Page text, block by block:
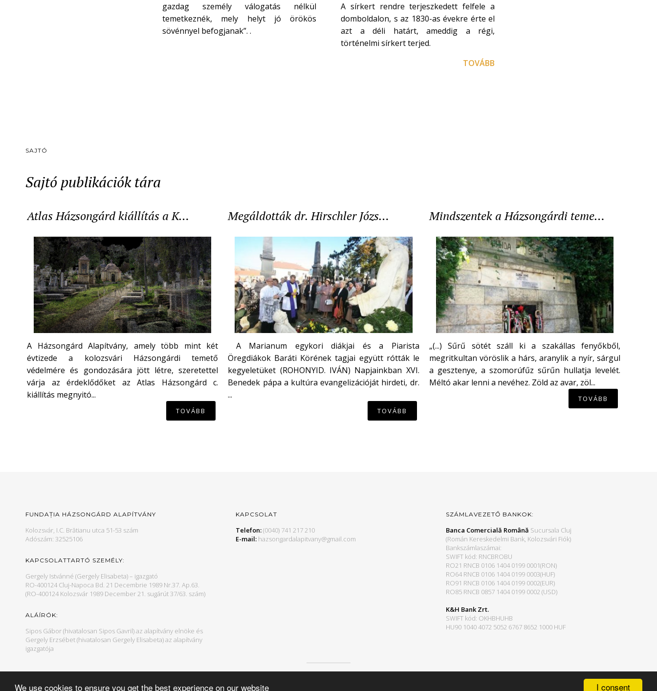
I consent
We use cookies to ensure you get the best experience on our website
gazdag személy válogatás nélkül
temetkeznék, mely helyt jó örökös
sövénnyel befogjanak”. .
A sírkert rendre terjeszkedett felfele a
domboldalon, s az 1830-as évekre érte el
azt a déli határt, ameddig a régi,
történelmi sírkert terjed.
TOVÁBB
SAJTÓ
Sajtó publikációk tára
Atlas Házsongárd kiállítás a K…
A Házsongárd Alapítvány, amely több mint két
évtizede a kolozsvári Házsongárdi temető
védelmére és gondozására jött létre, szeretettel
várja az érdeklődőket az Atlas Házsongárd c.
kiállítás megnyitó...
TOVÁBB
Megáldották dr. Hirschler Józs…
A Marianum egykori diákjai és a Piarista
Öregdiákok Baráti Körének tagjai együtt rótták le
kegyeletüket (ROHONYID. IVÁN) Napjainkban XVI.
Benedek pápa a kultúra evangelizációját hirdeti, dr.
...
TOVÁBB
Mindszentek a Házsongárdi teme…
„(...) Sűrű sötét száll ki a szakállas fenyőkből,
megritkultan vöröslik a hárs, aranylik a nyír, sárgul
a gesztenye, a szomorúfűz sűrűn hullatja levelét.
Méltó akar lenni a nevéhez. Zöld az avar, zöl...
TOVÁBB
FUNDAȚIA HÁZSONGÁRD ALAPÍTVÁNY
Kolozsvár, I.C. Brătianu utca 51-53 szám
Adószám: 32525106
KAPCSOLATTARTÓ SZEMÉLY:
Gergely Istvánné (Gergely Elisabeta) – igazgató
RO-400124 Cluj-Napoca Bd. 21 Decembrie 1989 Nr.37. Ap.63.
(RO-400124 Kolozsvár 1989 December 21. sugárút 37/63. szám)
ALÁÍRÓK:
Sipos Gábor (hivatalosan Sipos Gavril) az alapítvány elnöke és
Gergely Erzsébet (hivatalosan Gergely Elisabeta) az alapítvány
igazgatója
KAPCSOLAT
Telefon:(0040) 741 217 210
E-mail: hazsongardalapitvany@gmail.com
SZÁMLAVEZETŐ BANKOK:
Banca Comercială Română Sucursala Cluj
(Román Kereskedelmi Bank, Kolozsvári Fiók)
Bankszámlaszámai:
SWIFT kód: RNCBROBU
RO21 RNCB 0106 1404 0199 0001(RON)
RO64 RNCB 0106 1404 0199 0003(HUF)
RO91 RNCB 0106 1404 0199 0002(EUR)
RO85 RNCB 0857 1404 0199 0002 (USD)
K&H Bank Zrt.
SWIFT kód: OKHBHUHB
HU90 1040 4072 5052 6767 8652 1000 HUF